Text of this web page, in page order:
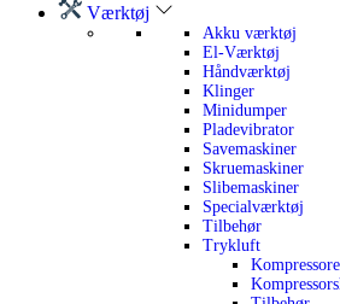
Værktøj
Akku værktøj
El-Værktøj
Håndværktøj
Klinger
Minidumper
Pladevibrator
Savemaskiner
Skruemaskiner
Slibemaskiner
Specialværktøj
Tilbehør
Trykluft
Kompressore